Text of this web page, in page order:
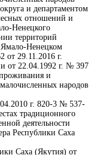
и департаментом
отношений и
Ненецкого
территорий
Ямало-Ненецком
от 29.11.2016 г.
от 22.04.1992 г. № 397
и
народов
г. 820-3 № 537-
традиционного
деятельности
Республики Саха
Саха (Якутия) от